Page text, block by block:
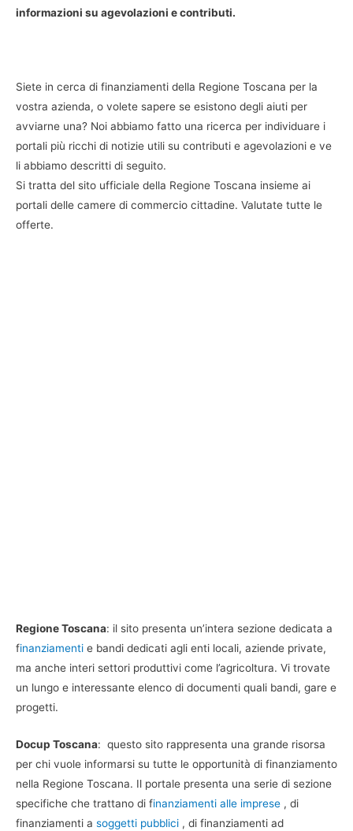
informazioni su agevolazioni e contributi.
Siete in cerca di finanziamenti della Regione Toscana per la
vostra azienda, o volete sapere se esistono degli aiuti per
avviarne una? Noi abbiamo fatto una ricerca per individuare i
portali più ricchi di notizie utili su contributi e agevolazioni e ve
li abbiamo descritti di seguito.
Si tratta del sito ufficiale della Regione Toscana insieme ai
portali delle camere di commercio cittadine. Valutate tutte le
offerte.
Regione Toscana: il sito presenta un’intera sezione dedicata a
finanziamenti e bandi dedicati agli enti locali, aziende private,
ma anche interi settori produttivi come l’agricoltura. Vi trovate
un lungo e interessante elenco di documenti quali bandi, gare e
progetti.
Docup Toscana: questo sito rappresenta una grande risorsa
per chi vuole informarsi su tutte le opportunità di finanziamento
nella Regione Toscana. Il portale presenta una serie di sezione
specifiche che trattano di finanziamenti alle imprese , di
finanziamenti a soggetti pubblici , di finanziamenti ad